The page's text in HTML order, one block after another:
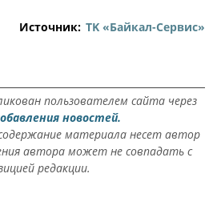
Источник: ТK «Байкал-Сервис»
пользователем сайта через
новостей.
материала несет автор
автора может не совпадать с
редакции.